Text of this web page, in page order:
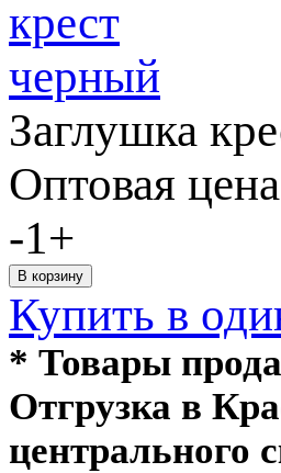
Заглушка
Оптовая цена
-1+
Купить в
* Товары
Отгрузка в
центрального